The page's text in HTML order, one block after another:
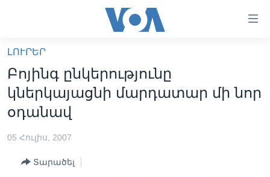
հիմնական
բովանդակությանը
անցնել
հիմնական
բովանդակությանը
բովանդակություն
ԼՈՒՐԵՐ
ՍՓՅՈՒՌՔ
ԼՈՒՐԵՐ
Բոյինգ ընկերությունը
կներկայացնի մարդատար մի նոր
օդանավ
05 Հուլիս, 2007
Տարածել